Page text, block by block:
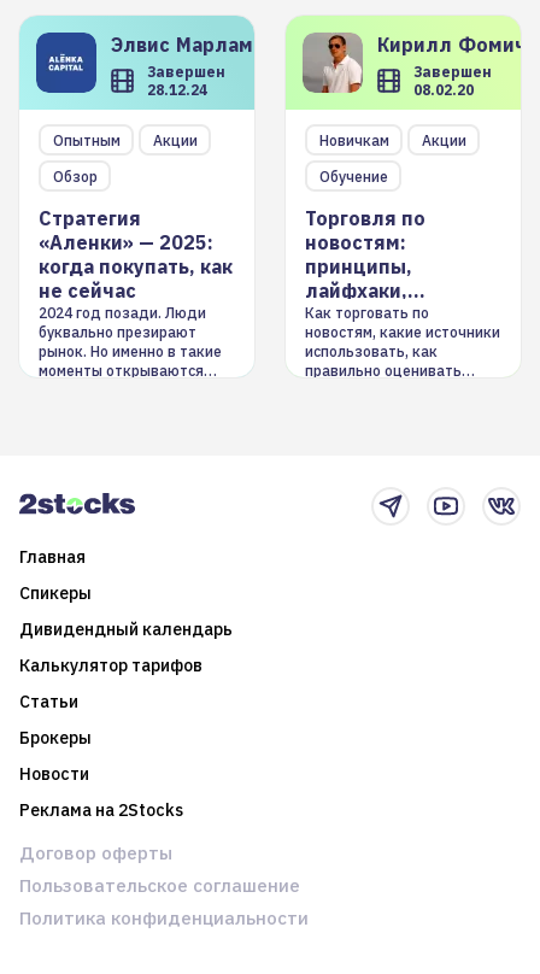
Элвис Марламов
Завершен
28.12.24
Опытным
Акции
Обзор
Стратегия
«Аленки» — 2025:
когда покупать, как
не сейчас
2024 год позади. Люди
буквально презирают
рынок. Но именно в такие
моменты открываются
Кирилл
Завершен
08.02.20
Новичкам
Акции
Обучение
Торговля по
новостям:
принципы,
лайфхаки,
инструменты
Как торговать по
новостям, какие источники
использовать, как
правильно оценивать
Главная
Спикеры
Дивидендный календарь
Калькулятор тарифов
Статьи
Брокеры
Новости
Реклама на 2Stocks
Договор оферты
Пользовательское соглашение
Политика конфиденциальности